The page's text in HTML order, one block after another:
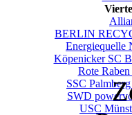
BERLIN
Energiequelle
Köpenicker SC
Rote
SSC
SWD
USC